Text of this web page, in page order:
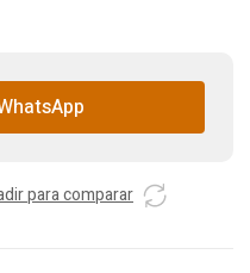
para comparar